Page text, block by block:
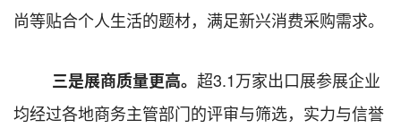
尚等贴合个人生活的题材，满足新兴消费采购需求。
三是展商质量更高。 超3.1万家出口展参展企业
均经过各地商务主管部门的评审与筛选，实力与信誉